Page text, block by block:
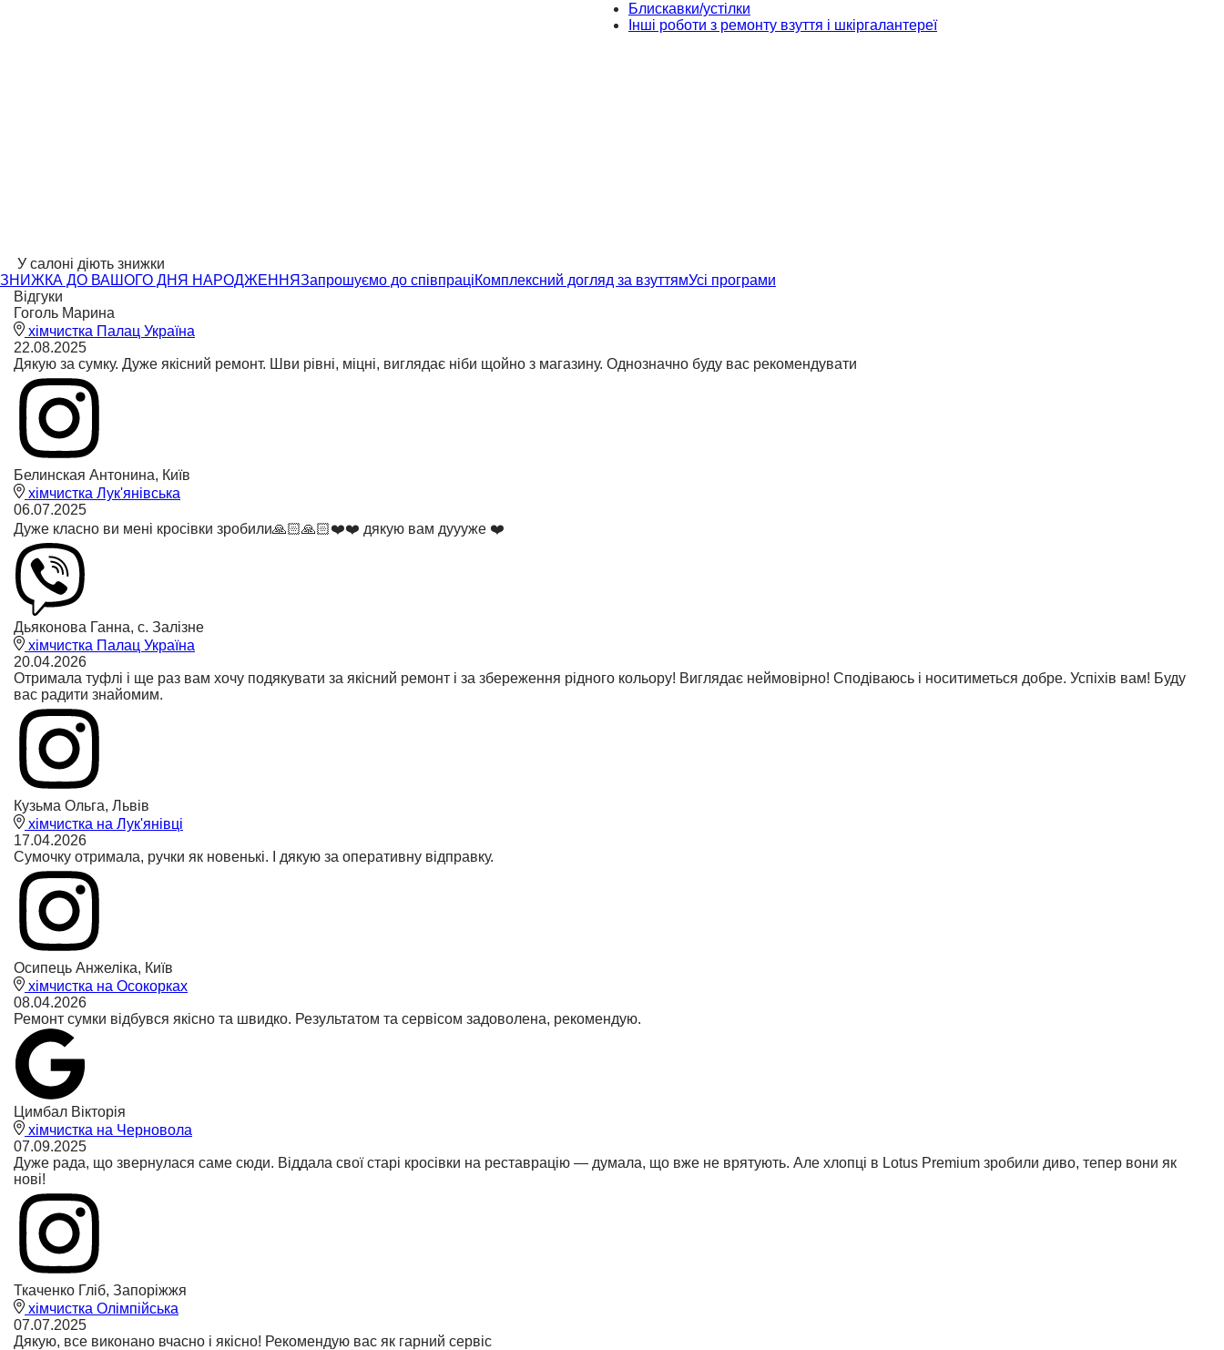
Блискавки/устілки
Інші роботи з ремонту взуття і шкіргалантереї
У салоні діють знижки
ЗНИЖКА ДО ВАШОГО ДНЯ НАРОДЖЕННЯЗапрошуємо до співпраціКомплексний догляд за взуттямУсі програми
Відгуки
Гоголь Марина
хімчистка Палац Україна
22.08.2025
Дякую за сумку. Дуже якісний ремонт. Шви рівні, міцні, виглядає ніби щойно з магазину. Однозначно буду вас рекомендувати
Белинская Антонина, Київ
хімчистка Лук'янівська
06.07.2025
Дуже класно ви мені кросівки зробили🙏🏻🙏🏻❤️❤️ дякую вам дуууже ❤️
Дьяконова Ганна, с. Залізне
хімчистка Палац Україна
20.04.2026
Отримала туфлі і ще раз вам хочу подякувати за якісний ремонт і за збереження рідного кольору! Виглядає неймовірно! Сподіваюсь і носитиметься добре. Успіхів вам! Буду
вас радити знайомим.
Кузьма Ольга, Львів
хімчистка на Лук'янівці
17.04.2026
Сумочку отримала, ручки як новенькі. І дякую за оперативну відправку.
Осипець Анжеліка, Київ
хімчистка на Осокорках
08.04.2026
Ремонт сумки відбувся якісно та швидко. Результатом та сервісом задоволена, рекомендую.
Цимбал Вікторія
хімчистка на Черновола
07.09.2025
Дуже рада, що звернулася саме сюди. Віддала свої старі кросівки на реставрацію — думала, що вже не врятують. Але хлопці в Lotus Premium зробили диво, тепер вони як
нові!
Ткаченко Гліб, Запоріжжя
хімчистка Олімпійська
07.07.2025
Дякую, все виконано вчасно і якісно! Рекомендую вас як гарний сервіс